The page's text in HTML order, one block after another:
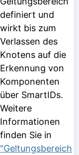
definiert und
wirkt bis zum
Verlassen des
Knotens auf die
Erkennung von
Komponenten
über SmartIDs.
Weitere
Informationen
finden Sie in
"Geltungsbereich